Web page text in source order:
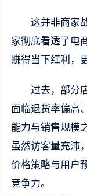
这并非商家
家彻底看透了电
赚得当下红利，
过去，部分
面临退货率偏高
能力与销售规模
虽然访客量充沛
价格策略与用户
竞争力。